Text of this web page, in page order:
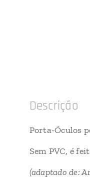
Descrição
Porta-Óculos
Sem PVC, é
(adaptado de: